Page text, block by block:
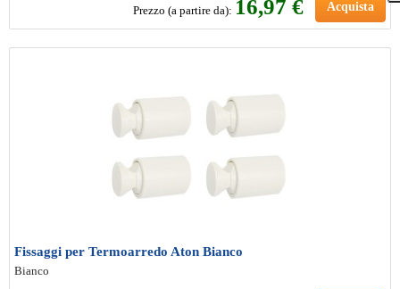
Prezzo (a partire da): 16,97 € Acquista
Fissaggi per Termoarredo Aton Bianco
Bianco